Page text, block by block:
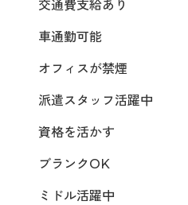
交通費支給あり
車通勤可能
オフィスが禁煙
派遣スタッフ活躍中
資格を活かす
ブランクOK
ミドル活躍中